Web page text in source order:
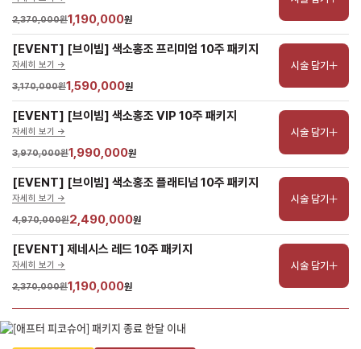
2,370,000원1,190,000원
[EVENT] [브이빔] 색소홍조 프리미엄 10주 패키지
자세히 보기 ->
3,170,000원1,590,000원
시술 담기
[EVENT] [브이빔] 색소홍조 VIP 10주 패키지
자세히 보기 ->
3,970,000원1,990,000원
시술 담기
[EVENT] [브이빔] 색소홍조 플래티넘 10주 패키지
자세히 보기 ->
4,970,000원2,490,000원
시술 담기
[EVENT] 제네시스 레드 10주 패키지
자세히 보기 ->
2,370,000원1,190,000원
시술 담기